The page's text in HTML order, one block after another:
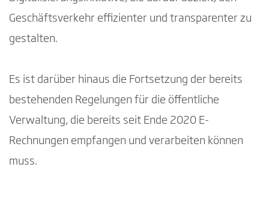
Geschäftsverkehr effizienter und transparenter zu
gestalten.
Es ist darüber hinaus die Fortsetzung der bereits
bestehenden Regelungen für die öffentliche
Verwaltung, die bereits seit Ende 2020 E-
Rechnungen empfangen und verarbeiten können
muss.